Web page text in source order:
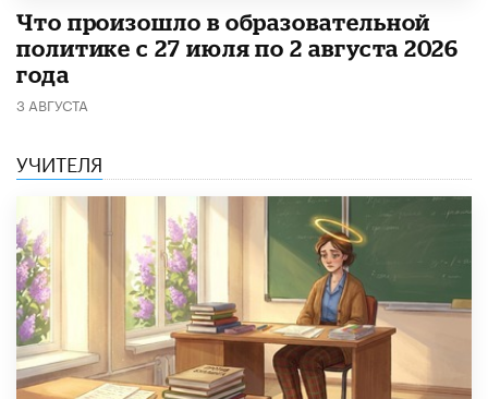
​Что произошло в образовательной
политике с 27 июля по 2 августа 2026
года
3 АВГУСТА
УЧИТЕЛЯ